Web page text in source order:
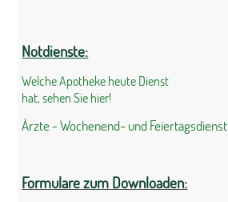
Notdienste:
Welche Apotheke heute Dienst
hat, sehen Sie hier!
Ärzte - Wochenend- und Feiertagsdienst
Formulare zum Downloaden: